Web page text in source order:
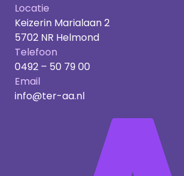
Locatie
Keizerin Marialaan 2
5702 NR Helmond
Telefoon
0492 – 50 79 00
Email
info@ter-aa.nl